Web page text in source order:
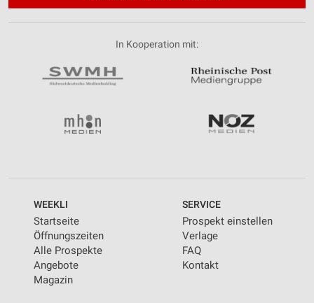
In Kooperation mit:
WEEKLI
Startseite
Öffnungszeiten
Alle Prospekte
Angebote
Magazin
SERVICE
Prospekt einstellen
Verlage
FAQ
Kontakt